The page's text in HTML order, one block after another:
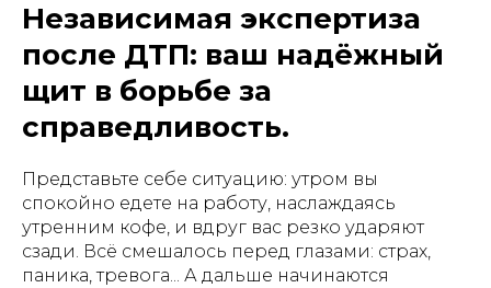
Независимая экспертиза
после ДТП: ваш надёжный
щит в борьбе за
справедливость.
Представьте себе ситуацию: утром вы
спокойно едете на работу, наслаждаясь
утренним кофе, и вдруг вас резко ударяют
сзади. Всё смешалось перед глазами: страх,
паника, тревога... А дальше начинаются